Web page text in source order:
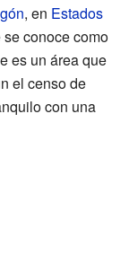
, en Estados
conoce como
es un área que
el censo de
con una